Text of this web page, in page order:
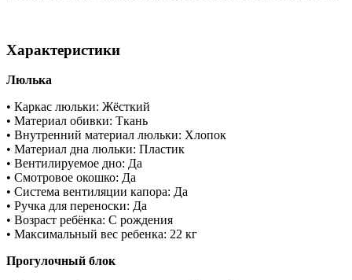
Характеристики
Люлька
• Каркас люльки: Жёсткий
• Материал обивки: Ткань
• Внутренний материал люльки: Хлопок
• Материал дна люльки: Пластик
• Вентилируемое дно: Да
• Смотровое окошко: Да
• Система вентиляции капора: Да
• Ручка для переноски: Да
• Возраст ребёнка: С рождения
• Максимальный вес ребенка: 22 кг
Прогулочный блок